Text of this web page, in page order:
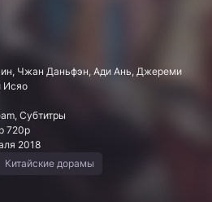
Чжан Даньфэн, Ади Ань, Джереми
Исяо
Субтитры
720p
2018
Китайские дорамы